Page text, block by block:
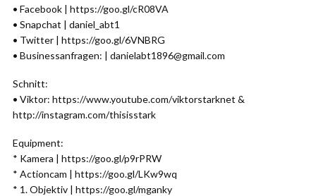
• Facebook | https://goo.gl/cR08VA
• Snapchat | daniel_abt1
• Twitter | https://goo.gl/6VNBRG
• Businessanfragen: | danielabt1896@gmail.com
Schnitt:
• Viktor: https://www.youtube.com/viktorstarknet &
http://instagram.com/thisisstark
Equipment:
* Kamera | https://goo.gl/p9rPRW
* Actioncam | https://goo.gl/LKw9wq
* 1. Objektiv | https://goo.gl/mganky